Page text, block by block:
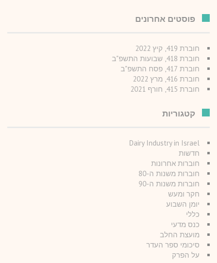
פוסטים אחרונים
חוברת 419, קיץ 2022
חוברת 418, שבועות התשפ"ב
חוברת 417, פסח התשפ"ב
חוברת 416, מרץ 2022
חוברת 415, חורף 2021
קטגוריות
Dairy Industry in Israel
חדשות
חוברות אחרונות
חוברות משנות ה-80
חוברות משנות ה-90
חקר ומעש
יומן השבוע
כללי
כנס מדעי
מועצת החלב
סיכומי ספר העדר
על הפרק